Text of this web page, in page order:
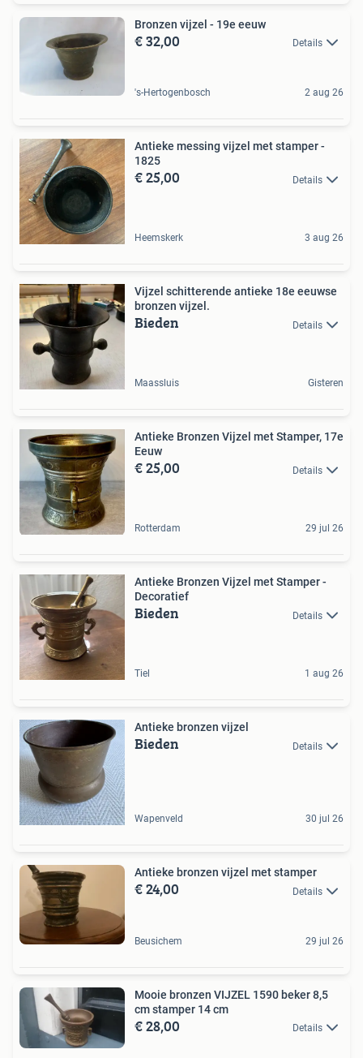
Bronzen vijzel - 19e eeuw
€ 32,00 Details
's-Hertogenbosch 2 aug 26
Antieke messing vijzel met stamper -
1825
€ 25,00 Details
Heemskerk 3 aug 26
Vijzel schitterende antieke 18e eeuwse
bronzen vijzel.
Bieden Details
Maassluis Gisteren
Antieke Bronzen Vijzel met Stamper, 17e
Eeuw
€ 25,00 Details
Rotterdam 29 jul 26
Antieke Bronzen Vijzel met Stamper -
Decoratief
Bieden Details
Tiel 1 aug 26
Antieke bronzen vijzel
Bieden Details
Wapenveld 30 jul 26
Antieke bronzen vijzel met stamper
€ 24,00 Details
Beusichem 29 jul 26
Mooie bronzen VIJZEL 1590 beker 8,5
cm stamper 14 cm
€ 28,00 Details